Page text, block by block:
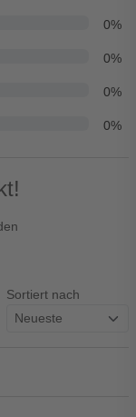
0%
0%
0%
0%
Sortiert nach